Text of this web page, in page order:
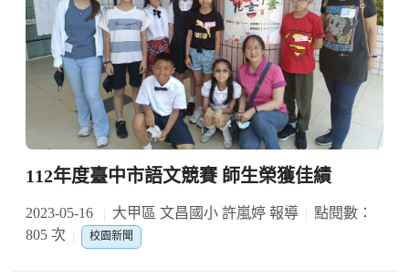
112年度臺中市語文競賽 師生榮獲佳績
2023-05-16 大甲區 文昌國小 許嵐婷 報導
點閱數：
805 次
校園新聞